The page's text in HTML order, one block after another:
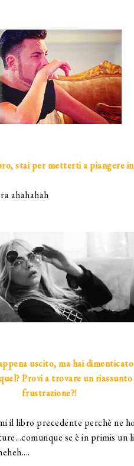
stai per metterti a piangere
ahahahah
uscito, ma hai
Provi a trovare un
frustrazione?!
il libro precedente perchè ne
se è in primis un